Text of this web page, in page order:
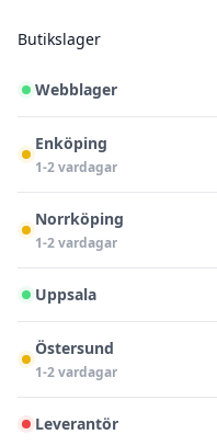
Butikslager
Webblager
Enköping
1-2 vardagar
Norrköping
1-2 vardagar
Uppsala
Östersund
1-2 vardagar
Leverantör